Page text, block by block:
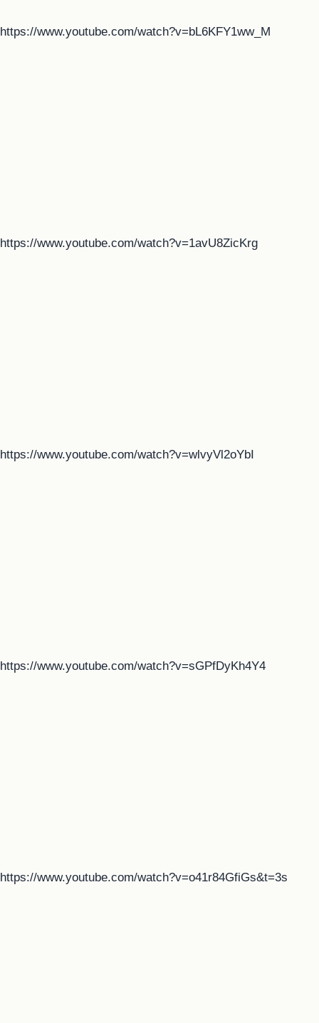
https://www.youtube.com/watch?v=bL6KFY1ww_M
https://www.youtube.com/watch?v=1avU8ZicKrg
https://www.youtube.com/watch?v=wlvyVl2oYbI
https://www.youtube.com/watch?v=sGPfDyKh4Y4
https://www.youtube.com/watch?v=o41r84GfiGs&t=3s